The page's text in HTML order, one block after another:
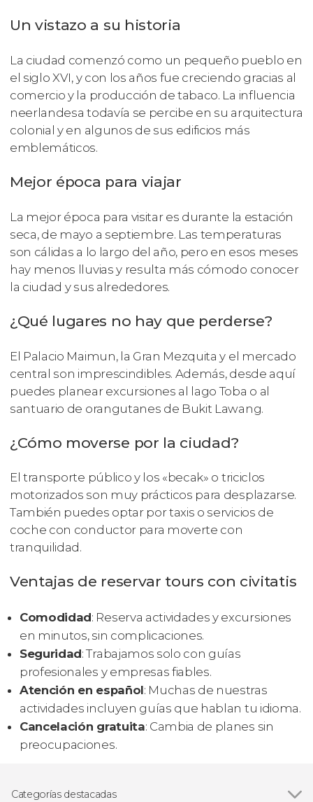
Un vistazo a su historia
La ciudad comenzó como un pequeño pueblo en
el siglo XVI, y con los años fue creciendo gracias al
comercio y la producción de tabaco. La influencia
neerlandesa todavía se percibe en su arquitectura
colonial y en algunos de sus edificios más
emblemáticos.
Mejor época para viajar
La mejor época para visitar es durante la estación
seca, de mayo a septiembre. Las temperaturas
son cálidas a lo largo del año, pero en esos meses
hay menos lluvias y resulta más cómodo conocer
la ciudad y sus alrededores.
¿Qué lugares no hay que perderse?
El Palacio Maimun, la Gran Mezquita y el mercado
central son imprescindibles. Además, desde aquí
puedes planear excursiones al lago Toba o al
santuario de orangutanes de Bukit Lawang.
¿Cómo moverse por la ciudad?
El transporte público y los «becak» o triciclos
motorizados son muy prácticos para desplazarse.
También puedes optar por taxis o servicios de
coche con conductor para moverte con
tranquilidad.
Ventajas de reservar tours con civitatis
Comodidad: Reserva actividades y excursiones
en minutos, sin complicaciones.
Seguridad: Trabajamos solo con guías
profesionales y empresas fiables.
Atención en español: Muchas de nuestras
actividades incluyen guías que hablan tu idioma.
Cancelación gratuita: Cambia de planes sin
preocupaciones.
Categorías destacadas